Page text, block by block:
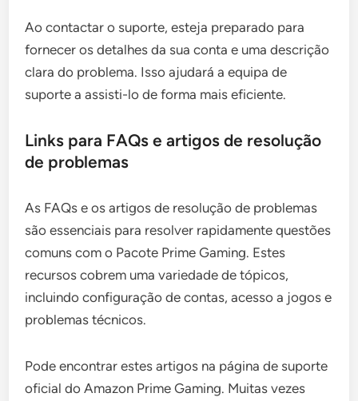
Ao contactar o suporte, esteja preparado para
fornecer os detalhes da sua conta e uma descrição
clara do problema. Isso ajudará a equipa de
suporte a assisti-lo de forma mais eficiente.
Links para FAQs e artigos de resolução
de problemas
As FAQs e os artigos de resolução de problemas
são essenciais para resolver rapidamente questões
comuns com o Pacote Prime Gaming. Estes
recursos cobrem uma variedade de tópicos,
incluindo configuração de contas, acesso a jogos e
problemas técnicos.
Pode encontrar estes artigos na página de suporte
oficial do Amazon Prime Gaming. Muitas vezes